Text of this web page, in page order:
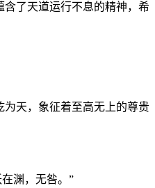
了天道运行不息的精神，希
天，象征着至高无上的尊贵
渊，无咎。”